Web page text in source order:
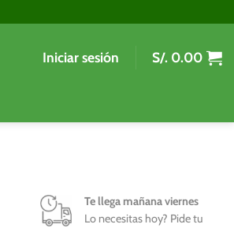
Iniciar sesión S/. 0.00
Te llega mañana viernes
Lo necesitas hoy? Pide tu